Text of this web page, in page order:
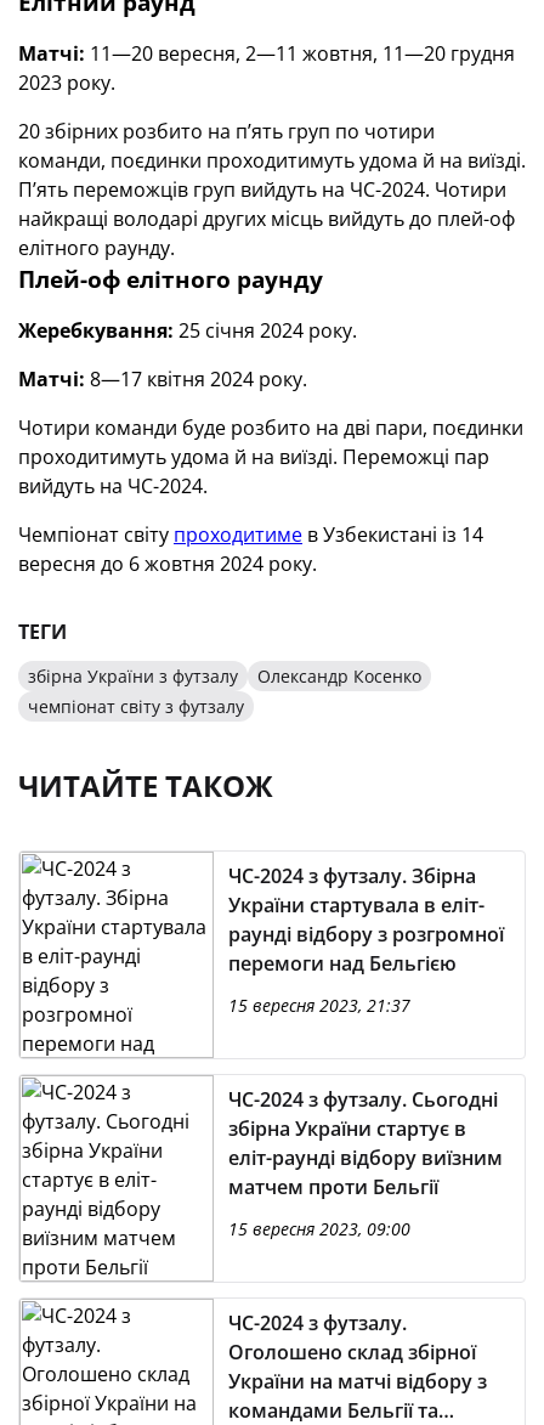
Матчі: 11—20 вересня, 2—11 жовтня, 11—20 грудня
2023 року.
20 збірних розбито на п’ять груп по чотири
команди, поєдинки проходитимуть удома й на виїзді.
П’ять переможців груп вийдуть на ЧС-2024. Чотири
найкращі володарі других місць вийдуть до плей-оф
елітного раунду.
Плей-оф елітного раунду
Жеребкування: 25 січня 2024 року.
Матчі: 8—17 квітня 2024 року.
Чотири команди буде розбито на дві пари, поєдинки
проходитимуть удома й на виїзді. Переможці пар
вийдуть на ЧС-2024.
Чемпіонат світу проходитиме в Узбекистані із 14
вересня до 6 жовтня 2024 року.
ТЕГИ
збірна України з футзалу
Олександр Косенко
чемпіонат світу з футзалу
ЧИТАЙТЕ ТАКОЖ
ЧС-2024 з футзалу. Збірна
України стартувала в еліт-
раунді відбору з розгромної
перемоги над Бельгією
15 вересня 2023, 21:37
ЧС-2024 з футзалу. Сьогодні
збірна України стартує в
еліт-раунді відбору виїзним
матчем проти Бельгії
15 вересня 2023, 09:00
ЧС-2024 з футзалу.
Оголошено склад збірної
України на матчі відбору з
командами Бельгії та